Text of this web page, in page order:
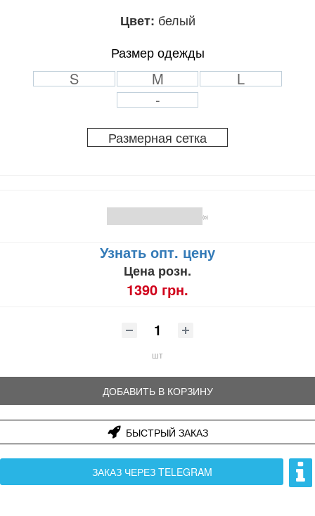
Цвет: белый
Размер одежды
S M
L
-
Размерная сетка
(0)
Узнать опт. цену
Цена розн.
1390 грн.
шт
ДОБАВИТЬ В КОРЗИНУ
БЫСТРЫЙ ЗАКАЗ
ЗАКАЗ ЧЕРЕЗ TELEGRAM